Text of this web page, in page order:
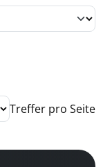
Treffer pro Seite